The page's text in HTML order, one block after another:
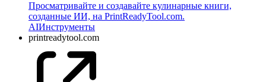
Просматривайте и создавайте кулинарные книги,
созданные ИИ, на PrintReadyTool.com.
AIИнструменты
printreadytool.com